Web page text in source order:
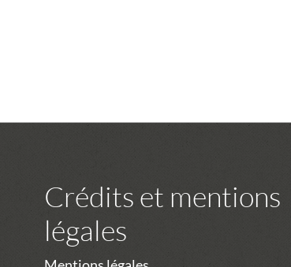
Crédits et mentions
légales